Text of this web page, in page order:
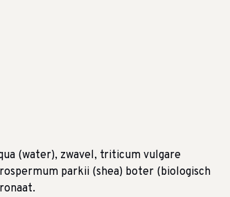
(water), zwavel, triticum vulgare
parkii (shea) boter (biologisch